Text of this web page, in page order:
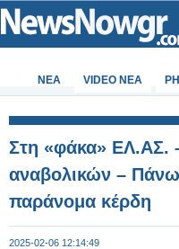
ΝΕΑ VIDEO NEA
Στη «φάκα» ΕΛ.ΑΣ.
αναβολικών –
παράνομα κέρδη
2025-02-06 12:14:49